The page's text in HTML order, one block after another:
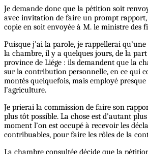
Je demande donc que la pétition soit
avec invitation de faire un prompt rapport,
copie en soit envoyée à M. le ministre des
Puisque j’ai la parole, je rappellerai
la chambre, il y a quelques jours, de la
province de Liége : ils demandent que la
sur la contribution personnelle, en ce qui
montés quelquefois, mais employé
l’agriculture.
Je prierai la commission de faire son
plus tôt possible. La chose est d’autant
moment l’on est occupé à recevoir les
contribuables, pour faire les rôles de la